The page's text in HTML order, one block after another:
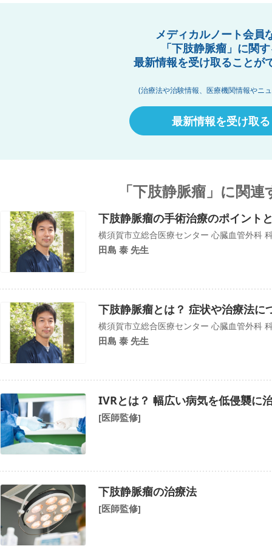
メディカルノート会員
「下肢静脈瘤」に関
最新情報を受け取ることが
(治療法や治験情報、医療機関情報やニ
最新情報を受け取る
「下肢静脈瘤」に関
下肢静脈瘤の手術治療のポイント
横須賀市立総合医療センター 心臓血管外科
田島 泰 先生
下肢静脈瘤とは？ 症状や治療法に
横須賀市立総合医療センター 心臓血管外科
田島 泰 先生
IVRとは？ 幅広い病気を低侵襲に
[医師監修]
下肢静脈瘤の治療法
[医師監修]